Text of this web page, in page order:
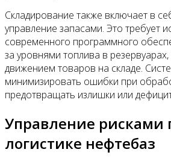
Складирование также включает в
управление запасами. Это требует
современного программного
за уровнями топлива в резервуарах,
движением товаров на складе.
минимизировать ошибки при
предотвращать излишки или
Управление рисками
логистике нефтебаз